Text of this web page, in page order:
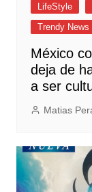
LifeStyle
Trendy News
México
deja de
a ser
Matias